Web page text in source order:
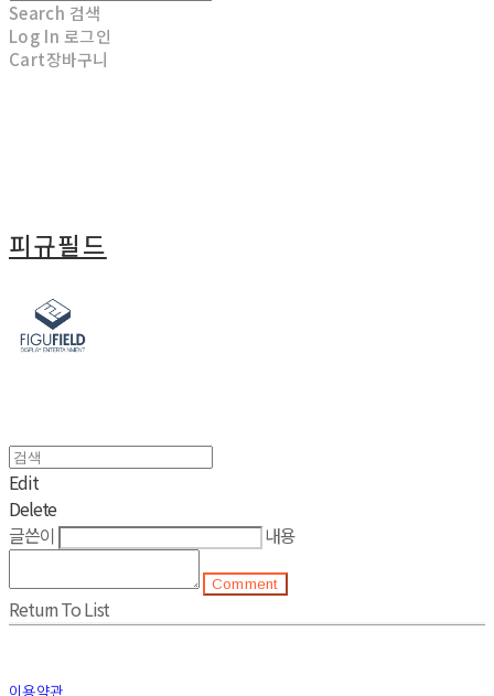
Search 검색
Log In 로그인
Cart장바구니
피규필드
Edit
Delete
글쓴이
내용
Comment
Return To List
이용약관